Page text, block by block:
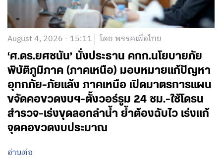
August 4, 2026 - 15:11 โดย พรรคเพื่อไทย
‘ศ.ดร.ยศชนัน’ นั่งประธาน คกก.นโยบายภัย
พิบัติภูมิภาค (ภาคเหนือ) มอบหมายแก้ปัญหา
อุทกภัย-ภัยแล้ง ภาคเหนือ เปิดมาตรการแผน
ขจัดคอขวดงบฯ-ตั้งวอร์รูม 24 ชม.-ใช้โดรน
สำรวจ-เร่งขุดลอกลำน้ำ ย้ำต้องฉับไว เร่งแก้
จุดคอขวดงบประมาณ
อ่านต่อ